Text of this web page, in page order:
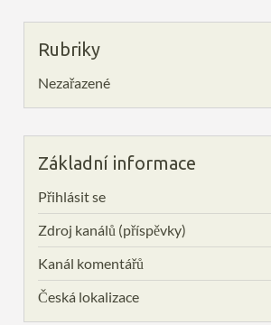
Rubriky
Nezařazené
Základní informace
Přihlásit se
Zdroj kanálů (příspěvky)
Kanál komentářů
Česká lokalizace